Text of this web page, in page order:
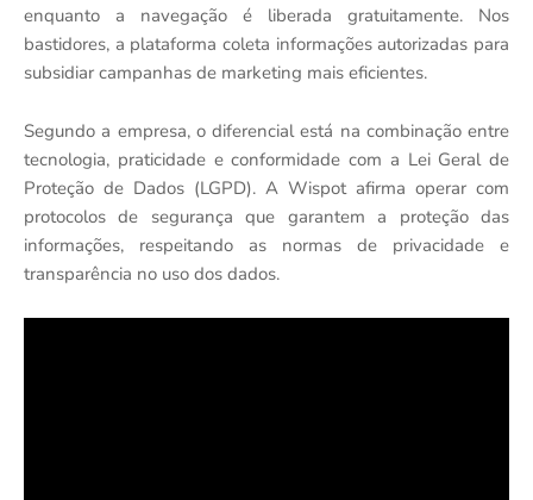
enquanto a navegação é liberada gratuitamente. Nos
bastidores, a plataforma coleta informações autorizadas para
subsidiar campanhas de marketing mais eficientes.
Segundo a empresa, o diferencial está na combinação entre
tecnologia, praticidade e conformidade com a Lei Geral de
Proteção de Dados (LGPD). A Wispot afirma operar com
protocolos de segurança que garantem a proteção das
informações, respeitando as normas de privacidade e
transparência no uso dos dados.